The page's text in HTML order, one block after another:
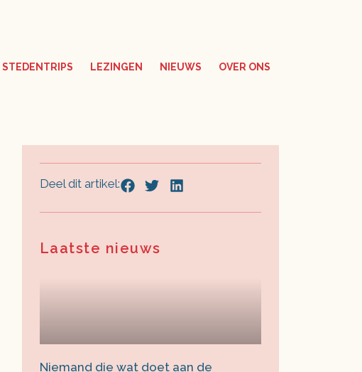
STEDENTRIPS LEZINGEN NIEUWS OVER ONS
Deel dit artikel:
Laatste nieuws
Niemand die wat doet aan de